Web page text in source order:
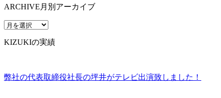
ARCHIVE 月別アーカイブ
KIZUKIの実績
弊社の代表取締役社長の坪井がテレビ出演致しました！